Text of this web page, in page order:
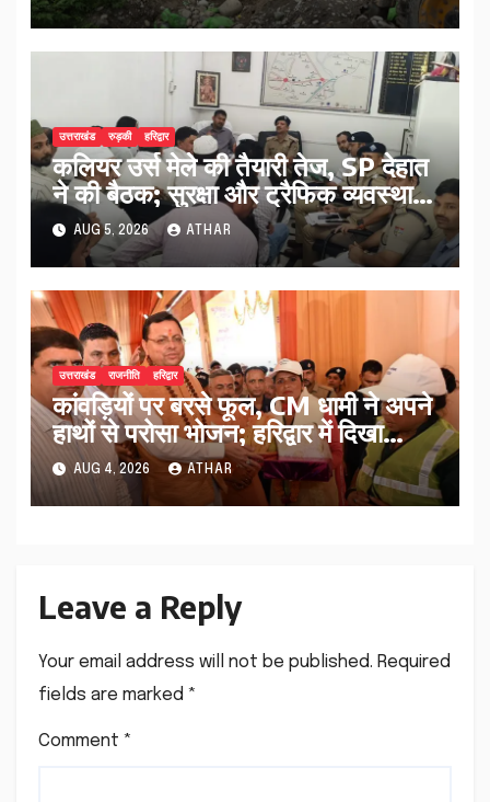
उत्तराखंड रुड़की हरिद्वार
कलियर उर्स मेले की तैयारी तेज, SP देहात
ने की बैठक; सुरक्षा और ट्रैफिक व्यवस्था
पर बड़ा मंथन..
AUG 5, 2026 ATHAR
उत्तराखंड राजनीति हरिद्वार
कांवड़ियों पर बरसे फूल, CM धामी ने अपने
हाथों से परोसा भोजन; हरिद्वार में दिखा
आस्था का अद्भुत संगम…
AUG 4, 2026 ATHAR
Leave a Reply
Your email address will not be published. Required
fields are marked *
Comment *